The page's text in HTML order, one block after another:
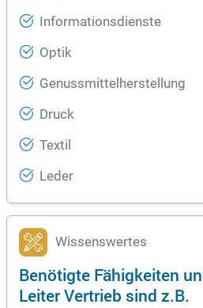
Informationsdienste
Optik
Genussmittelherstellung
Druck
Textil
Leder
Wissenswertes
Benötigte Fähigkeiten
Leiter Vertrieb sind z.B.